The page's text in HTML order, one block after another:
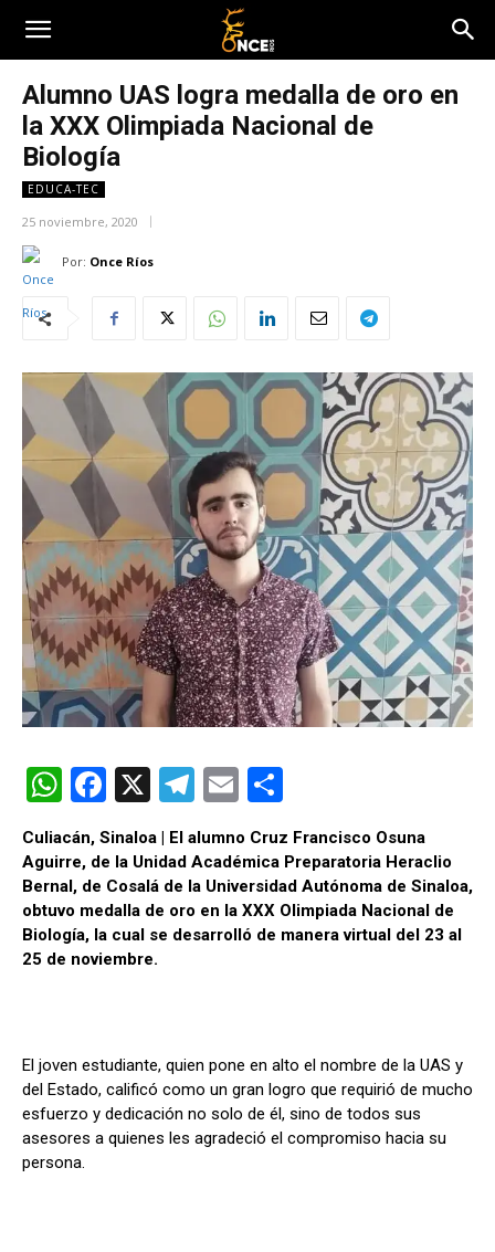
Alumno UAS logra medalla de oro en
la XXX Olimpiada Nacional de
Biología
EDUCA-TEC
25 noviembre, 2020
Por: Once Ríos
W
h
at
s
A
p
F
a
ce
b
o
o
X
T
el
e
gr
a
E
m
ail
o
m
p
ar
Culiacán, Sinaloa | El alumno Cruz Francisco Osuna
Aguirre, de la Unidad Académica Preparatoria Heraclio
Bernal, de Cosalá de la Universidad Autónoma de Sinaloa,
obtuvo medalla de oro en la XXX Olimpiada Nacional de
Biología, la cual se desarrolló de manera virtual del 23 al
25 de noviembre.
El joven estudiante, quien pone en alto el nombre de la UAS y
del Estado, calificó como un gran logro que requirió de mucho
esfuerzo y dedicación no solo de él, sino de todos sus
asesores a quienes les agradeció el compromiso hacia su
persona.